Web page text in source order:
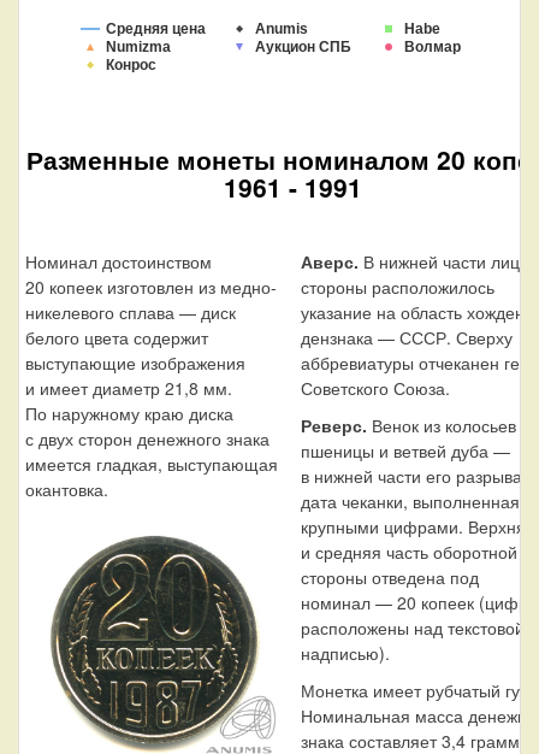
Средняя цена Anumis
Habe
Numizma
Аукцион СПБ
Волмар
Конрос
Разменные монеты номиналом 20
1961 - 1991
Номинал достоинством
20 копеек изготовлен из медно-
никелевого сплава — диск
белого цвета содержит
выступающие изображения
и имеет диаметр 21,8 мм.
По наружному краю диска
с двух сторон денежного знака
имеется гладкая, выступающая
окантовка.
Аверс. В нижней части
стороны расположилось
указание на область
дензнака — СССР. Сверху
аббревиатуры отчеканен герб
Советского Союза.
Реверс. Венок из колосьев
пшеницы и ветвей дуба —
в нижней части его разрывает
дата чеканки, выполненная
крупными цифрами. Верхняя
и средняя часть оборотной
стороны отведена под
номинал — 20 копеек (цифры
расположены над текстовой
надписью).
Монетка имеет рубчатый
Номинальная масса
знака составляет 3,4 грамма.